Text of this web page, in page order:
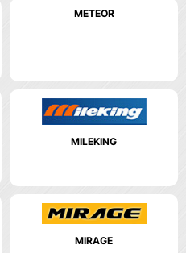
METEOR
MILEKING
MIRAGE